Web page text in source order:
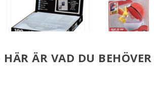
ÄR VAD DU BEHÖVER